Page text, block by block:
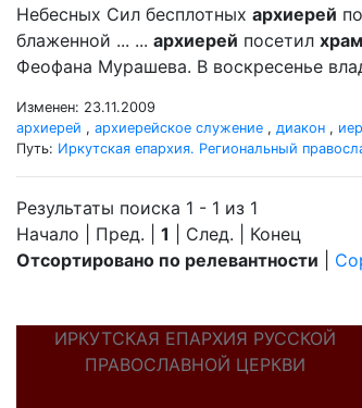
Небесных Сил бесплотных архиерей
блаженной ... ... архиерей посетил храм
Феофана Мурашева. В воскресенье
Изменен: 23.11.2009
архиерей , архиерейское служение , диакон ,
Путь: Иркутская епархия. Региональный
Результаты поиска 1 - 1 из 1
Начало | Пред. | 1 | След. | Конец
Отсортировано по релевантности
ИРКУТСКАЯ ЕПАРХИЯ РУССКОЙ
ПРАВОСЛАВНОЙ ЦЕРКВИ